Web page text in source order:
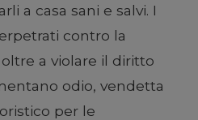
a casa sani e salvi. I
contro la
a violare il diritto
odio, vendetta
per le